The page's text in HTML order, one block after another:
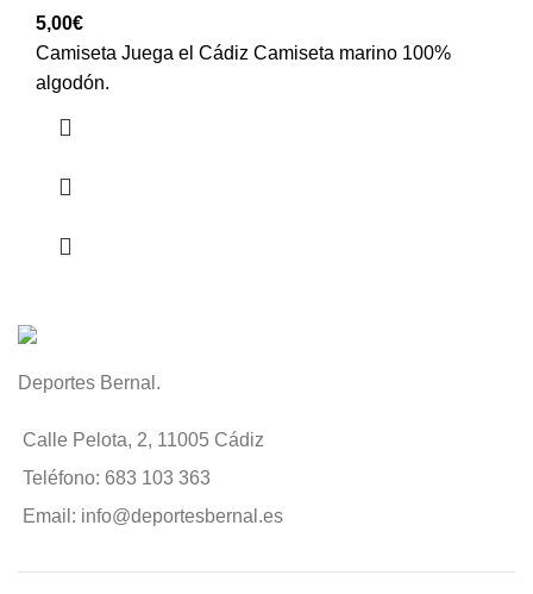
5,00€
Camiseta Juega el Cádiz Camiseta marino 100%
algodón.
Deportes Bernal.
Calle Pelota, 2, 11005 Cádiz
Teléfono: 683 103 363
Email: info@deportesbernal.es